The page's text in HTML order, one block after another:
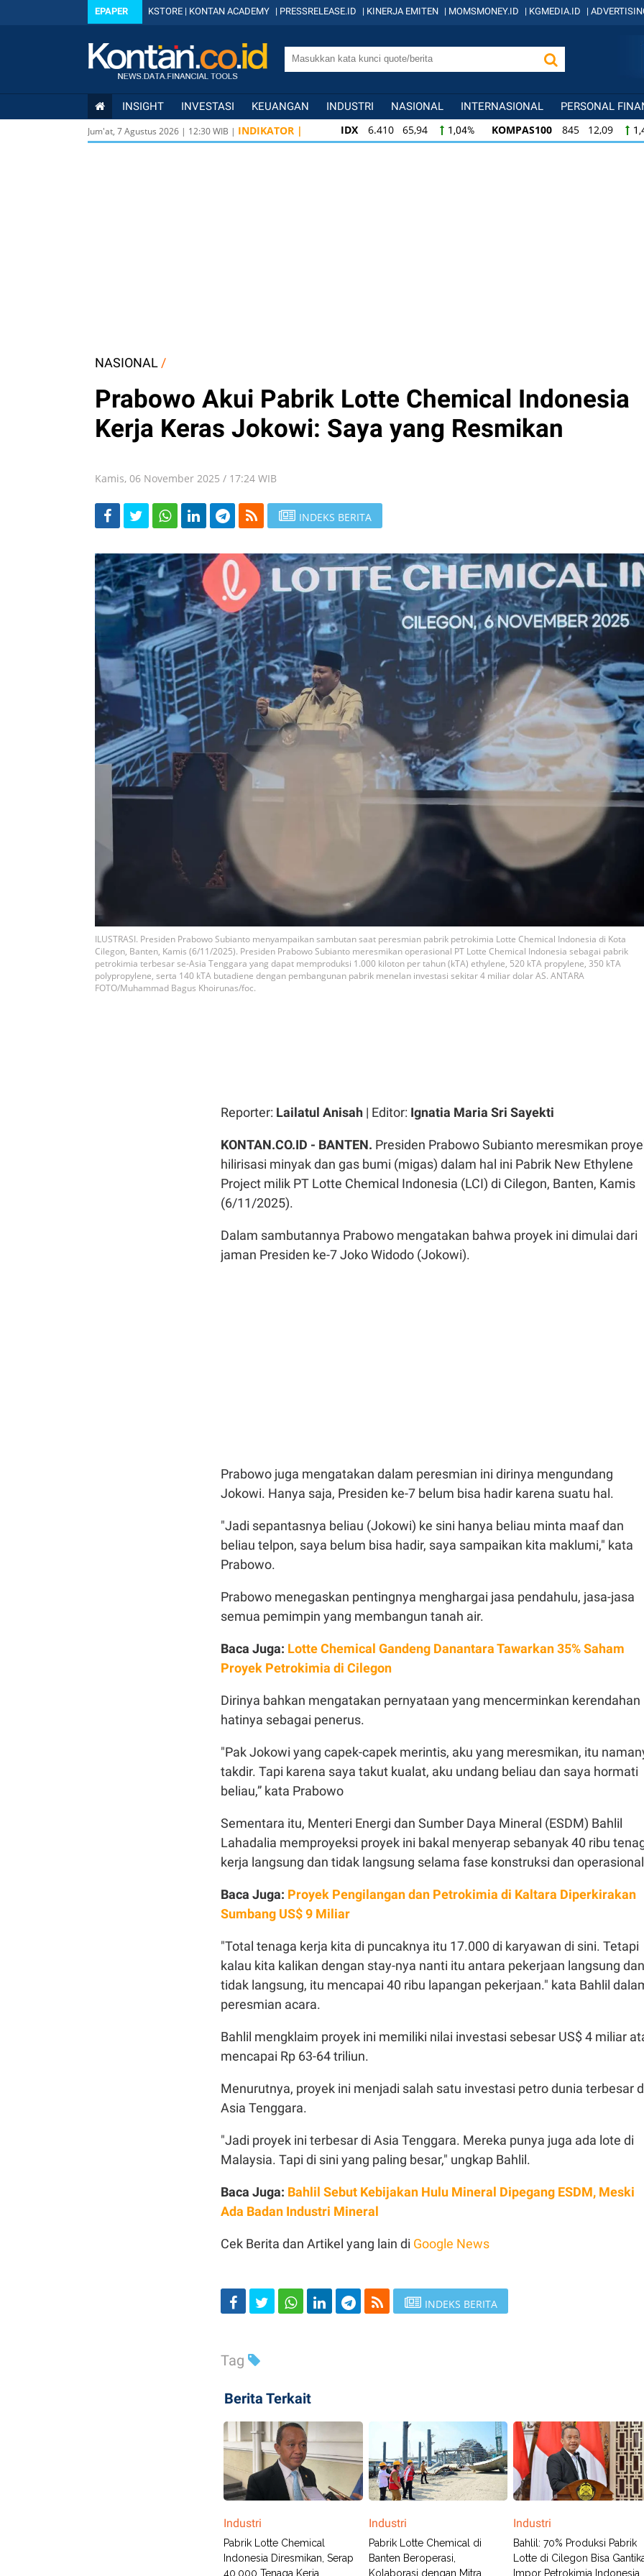
EPAPER KSTORE | KONTAN ACADEMY | PRESSRELEASE.ID | KINERJA EMITEN | MOMSMONEY.ID | KGMEDIA.ID |
INSIGHT INVESTASI KEUANGAN INDUSTRI NASIONAL INTERNASIONAL PERSONAL
Jum'at, 7 Agustus 2026 | 12:30WIB | INDIKATOR | IDX 6.410 65,94 1,04% KOMPAS100 845 12,09
KOMPAS100
845 12,09 1,45% LQ45 640 9,44
NASIONAL /
Prabowo Akui Pabrik Lotte Chemical Indonesia
Kerja Keras Jokowi: Saya yang Resmikan
Kamis, 06 November 2025 / 17:24 WIB
INDEKS BERITA
ILUSTRASI. Presiden Prabowo Subianto menyampaikan sambutan saat peresmian pabrik petrokimia Lotte Chemical Indonesia di Kota
Cilegon, Banten, Kamis (6/11/2025). Presiden Prabowo Subianto meresmikan operasional PT Lotte Chemical Indonesia sebagai pabrik
petrokimia terbesar se-Asia Tenggara yang dapat memproduksi 1.000 kiloton per tahun (kTA) ethylene, 520 kTA propylene, 350 kTA
polypropylene, serta 140 kTA butadiene dengan pembangunan pabrik menelan investasi sekitar 4 miliar dolar AS. ANTARA
FOTO/Muhammad Bagus Khoirunas/foc.
Reporter: Lailatul Anisah | Editor: Ignatia Maria Sri Sayekti
KONTAN.CO.ID - BANTEN. Presiden Prabowo Subianto meresmikan
hilirisasi minyak dan gas bumi (migas) dalam hal ini Pabrik New Ethylene
Project milik PT Lotte Chemical Indonesia (LCI) di Cilegon, Banten, Kamis
(6/11/2025).
Dalam sambutannya Prabowo mengatakan bahwa proyek ini dimulai dari
jaman Presiden ke-7 Joko Widodo (Jokowi).
Prabowo juga mengatakan dalam peresmian ini dirinya mengundang
Jokowi. Hanya saja, Presiden ke-7 belum bisa hadir karena suatu hal.
"Jadi sepantasnya beliau (Jokowi) ke sini hanya beliau minta maaf dan
beliau telpon, saya belum bisa hadir, saya sampaikan kita maklumi," kata
Prabowo.
Prabowo menegaskan pentingnya menghargai jasa pendahulu, jasa-jasa
semua pemimpin yang membangun tanah air.
Baca Juga: Lotte Chemical Gandeng Danantara Tawarkan 35% Saham
Proyek Petrokimia di Cilegon
Dirinya bahkan mengatakan pernyataan yang mencerminkan kerendahan
hatinya sebagai penerus.
"Pak Jokowi yang capek-capek merintis, aku yang meresmikan, itu
takdir. Tapi karena saya takut kualat, aku undang beliau dan saya hormati
beliau,” kata Prabowo
Sementara itu, Menteri Energi dan Sumber Daya Mineral (ESDM) Bahlil
Lahadalia memproyeksi proyek ini bakal menyerap sebanyak 40 ribu
kerja langsung dan tidak langsung selama fase konstruksi dan
Baca Juga: Proyek Pengilangan dan Petrokimia di Kaltara Diperkirakan
Sumbang US$ 9 Miliar
"Total tenaga kerja kita di puncaknya itu 17.000 di karyawan di sini. Tetapi
kalau kita kalikan dengan stay-nya nanti itu antara pekerjaan langsung dan
tidak langsung, itu mencapai 40 ribu lapangan pekerjaan." kata Bahlil
peresmian acara.
Bahlil mengklaim proyek ini memiliki nilai investasi sebesar US$ 4 miliar
mencapai Rp 63-64 triliun.
Menurutnya, proyek ini menjadi salah satu investasi petro dunia terbesar
Asia Tenggara.
"Jadi proyek ini terbesar di Asia Tenggara. Mereka punya juga ada lote di
Malaysia. Tapi di sini yang paling besar," ungkap Bahlil.
Baca Juga: Bahlil Sebut Kebijakan Hulu Mineral Dipegang ESDM, Meski
Ada Badan Industri Mineral
Cek Berita dan Artikel yang lain di Google News
INDEKS BERITA
Tag
Berita Terkait
Industri
Pabrik Lotte Chemical
Indonesia Diresmikan, Serap
40.000 Tenaga Kerja
Industri
Pabrik Lotte Chemical di
Banten Beroperasi,
Kolaborasi dengan Mitra
Industri
Bahlil: 70% Produksi Pabrik
Lotte di Cilegon Bisa
Impor Petrokimia Indonesia